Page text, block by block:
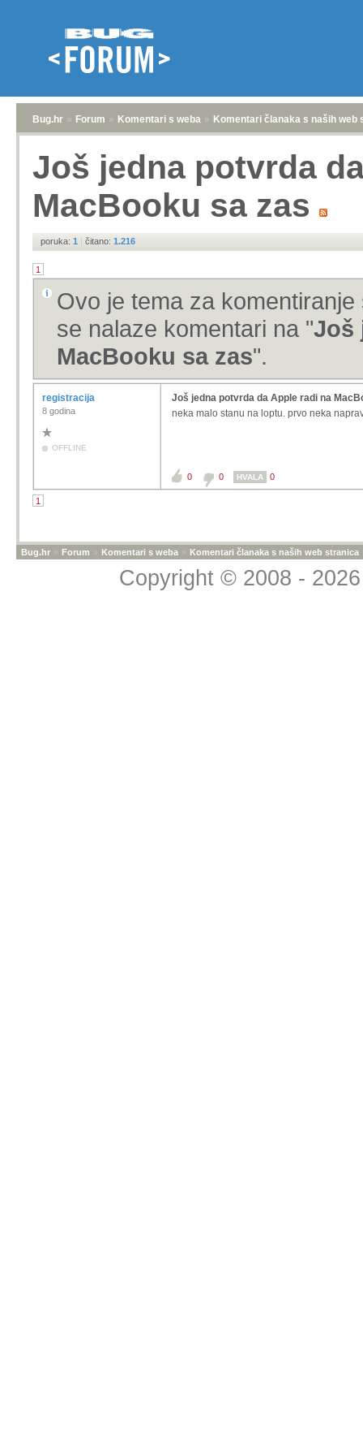
Bug.hr » Forum » Komentari s weba » Komentari članaka s naših web
Još jedna potvrda
MacBooku sa zas
poruka: 1 | čitano: 1.216
1
Ovo je tema za
se nalaze komentari na "Još
MacBooku sa zas".
registracija
8 godina
OFFLINE
Još jedna potvrda da Apple radi na
neka malo stanu na loptu. prvo neka
0 0 HVALA 0
1
Bug.hr » Forum » Komentari s weba » Komentari članaka s naših web stranica
Copyright © 2008 -